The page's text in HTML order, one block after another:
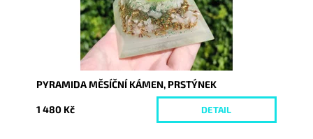
PYRAMIDA MĚSÍČNÍ KÁMEN, PRSTÝNEK
1 480 Kč DETAIL